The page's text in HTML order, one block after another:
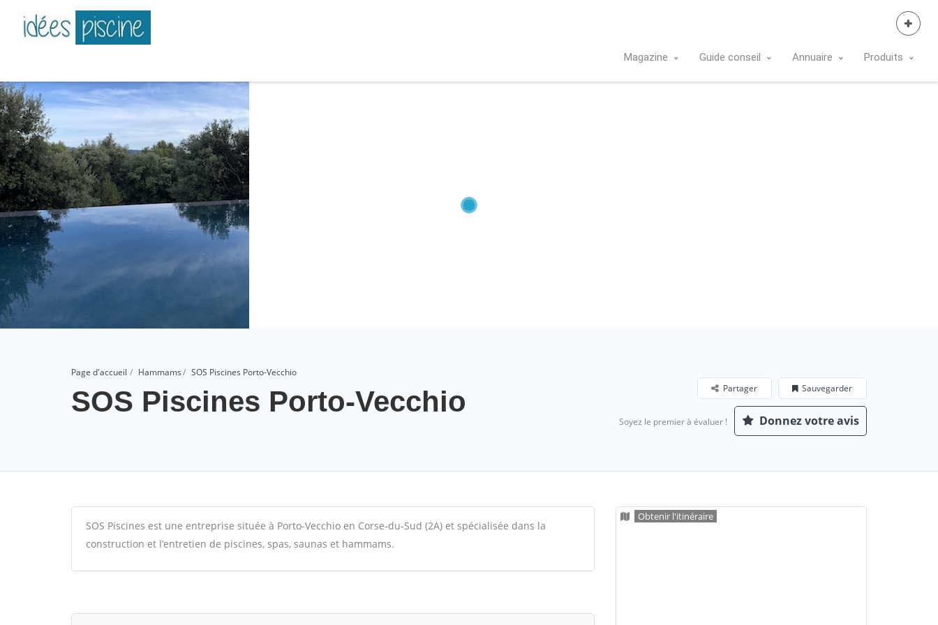
Magazine Guide conseil Annuaire Produits
Page d'accueil Hammams SOS Piscines Porto-Vecchio
SOS Piscines Porto-Vecchio Sauvegarder
Partager
Soyez le premier à évaluer ! Donnez votre avis
SOS Piscines est une entreprise située à Porto-Vecchio en Corse-du-Sud (2A) et spécialisée dans la
construction et l’entretien de piscines, spas, saunas et hammams.
Obtenir l'itinéraire